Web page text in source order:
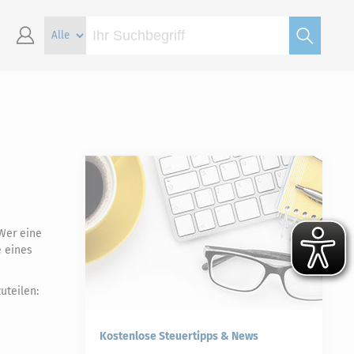
eine
eines
Kostenlose Steuertipps & News